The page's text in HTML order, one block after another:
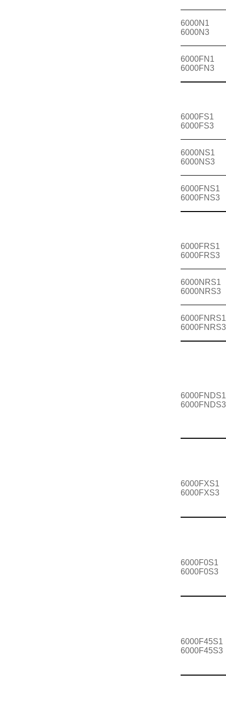
6000N1
6000N3
6000FN1
6000FN3
6000FS1
6000FS3
6000NS1
6000NS3
6000FNS1
6000FNS3
6000FRS1
6000FRS3
6000NRS1
6000NRS3
6000FNRS1
6000FNRS3
6000FNDS1
6000FNDS3
6000FXS1
6000FXS3
6000F0S1
6000F0S3
6000F45S1
6000F45S3